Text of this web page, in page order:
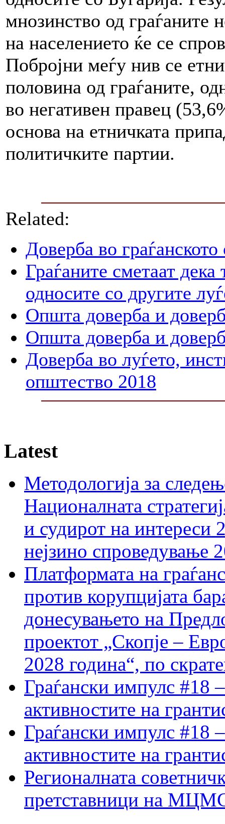
мнозинство од граѓаните
на населението ќе се
Побројни меѓу нив се
половина од граѓаните,
во негативен правец
основа на етничката
политичките партии.
Related:
Доверба во
Граѓаните сметаат
односите со другите
Општа доверба и
Општа доверба и
Доверба во луѓето,
општество 2018
Latest
Методологија за
Националната
и судирот на интереси
нејзино спроведување
Платформата на
против корупцијата
донесувањето на
проектот „Скопје –
2028 година“, по
Граѓански импулс #18
активностите на
Граѓански импулс #18
активностите на
Регионалната
претставници на МЦМС